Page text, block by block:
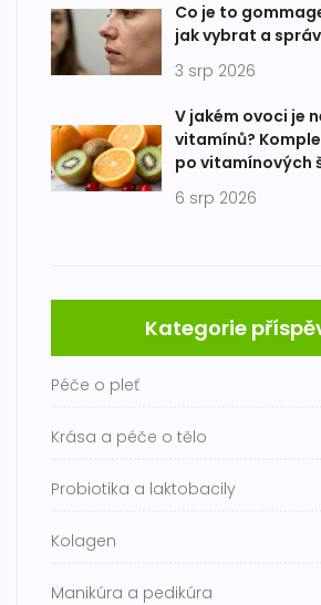
Co je to
jak vybrat a
3 srp 2026
V jakém ovoci je
vitamínů?
po vitamínových
6 srp 2026
Kategorie
Péče o pleť
Krása a péče o tělo
Probiotika a laktobacily
Kolagen
Manikúra a pedikúra